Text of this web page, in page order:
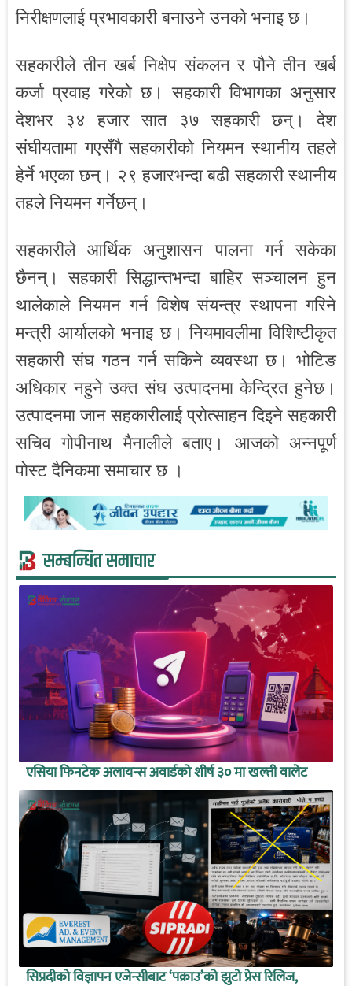
निरीक्षणलाई प्रभावकारी बनाउने उनको भनाइ छ।
सहकारीले तीन खर्ब निक्षेप संकलन र पौने तीन खर्ब
कर्जा प्रवाह गरेको छ। सहकारी विभागका अनुसार
देशभर ३४ हजार सात ३७ सहकारी छन्। देश
संघीयतामा गएसँगै सहकारीको नियमन स्थानीय तहले
हेर्ने भएका छन्। २९ हजारभन्दा बढी सहकारी स्थानीय
तहले नियमन गर्नेछन्।
सहकारीले आर्थिक अनुशासन पालना गर्न सकेका
छैनन्। सहकारी सिद्धान्तभन्दा बाहिर सञ्चालन हुन
थालेकाले नियमन गर्न विशेष संयन्त्र स्थापना गरिने
मन्त्री आर्यालको भनाइ छ। नियमावलीमा विशिष्टीकृत
सहकारी संघ गठन गर्न सकिने व्यवस्था छ। भोटिङ
अधिकार नहुने उक्त संघ उत्पादनमा केन्द्रित हुनेछ।
उत्पादनमा जान सहकारीलाई प्रोत्साहन दिइने सहकारी
सचिव गोपीनाथ मैनालीले बताए। आजको अन्नपूर्ण
पोस्ट दैनिकमा समाचार छ ।
सम्बन्धित समाचार
एसिया फिनटेक अलायन्स अवार्डको शीर्ष ३० मा खल्ती वालेट
सिप्रदीको विज्ञापन एजेन्सीबाट ‘पक्राउ’को झुटो प्रेस रिलिज,